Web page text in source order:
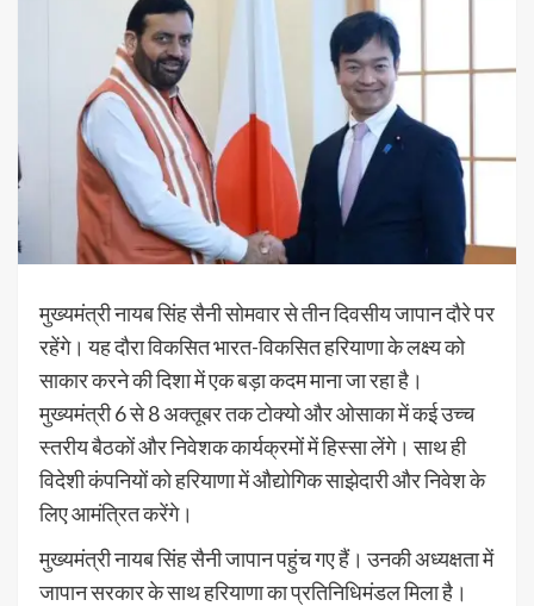
मुख्यमंत्री नायब सिंह सैनी सोमवार से तीन दिवसीय जापान दौरे पर
रहेंगे। यह दौरा विकसित भारत-विकसित हरियाणा के लक्ष्य को
साकार करने की दिशा में एक बड़ा कदम माना जा रहा है।
मुख्यमंत्री 6 से 8 अक्तूबर तक टोक्यो और ओसाका में कई उच्च
स्तरीय बैठकों और निवेशक कार्यक्रमों में हिस्सा लेंगे। साथ ही
विदेशी कंपनियों को हरियाणा में औद्योगिक साझेदारी और निवेश के
लिए आमंत्रित करेंगे।
मुख्यमंत्री नायब सिंह सैनी जापान पहुंच गए हैं। उनकी अध्यक्षता में
जापान सरकार के साथ हरियाणा का प्रतिनिधिमंडल मिला है।